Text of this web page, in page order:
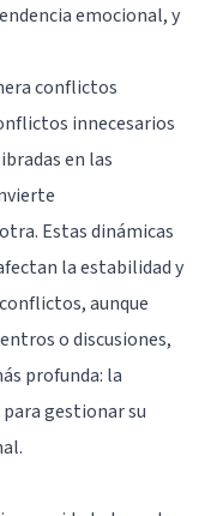
emocional, y
conflictos
innecesarios
en las
Estas dinámicas
la estabilidad y
aunque
o discusiones,
profunda: la
gestionar su